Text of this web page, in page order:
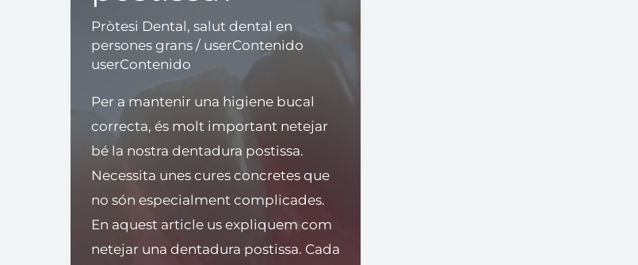
Pròtesi Dental, salut dental en
persones grans/ userContenido
userContenido
Per a mantenir una higiene bucal
correcta, és molt important netejar
bé la nostra dentadura postissa.
Necessita unes cures concretes que
no són especialment complicades.
En aquest article us expliquem com
netejar una dentadura postissa. Cada